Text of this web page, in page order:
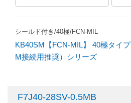
シールド付き/40極/FCN-MIL
KB40SM【FCN-MIL】 40極タイ
M接続用推奨）シリーズ
F7J40-28SV-0.5MB